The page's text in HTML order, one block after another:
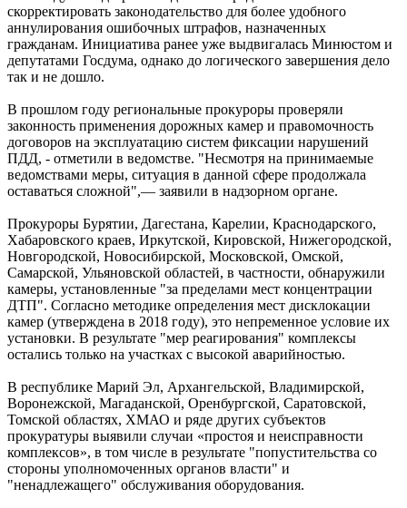
скорректировать законодательство для более удобного
аннулирования ошибочных штрафов, назначенных
гражданам. Инициатива ранее уже выдвигалась Минюстом и
депутатами Госдума, однако до логического завершения дело
так и не дошло.
В прошлом году региональные прокуроры проверяли
законность применения дорожных камер и правомочность
договоров на эксплуатацию систем фиксации нарушений
ПДД, - отметили в ведомстве. "Несмотря на принимаемые
ведомствами меры, ситуация в данной сфере продолжала
оставаться сложной",— заявили в надзорном органе.
Прокуроры Бурятии, Дагестана, Карелии, Краснодарского,
Хабаровского краев, Иркутской, Кировской, Нижегородской,
Новгородской, Новосибирской, Московской, Омской,
Самарской, Ульяновской областей, в частности, обнаружили
камеры, установленные "за пределами мест концентрации
ДТП". Согласно методике определения мест дисклокации
камер (утверждена в 2018 году), это непременное условие их
установки. В результате "мер реагирования" комплексы
остались только на участках с высокой аварийностью.
В республике Марий Эл, Архангельской, Владимирской,
Воронежской, Магаданской, Оренбургской, Саратовской,
Томской областях, ХМАО и ряде других субъектов
прокуратуры выявили случаи «простоя и неисправности
комплексов», в том числе в результате "попустительства со
стороны уполномоченных органов власти" и
"ненадлежащего" обслуживания оборудования.